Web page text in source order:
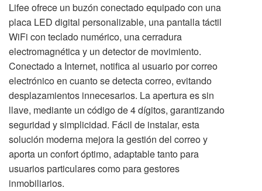
Lifee ofrece un buzón conectado equipado con una
placa LED digital personalizable, una pantalla táctil
WiFi con teclado numérico, una cerradura
electromagnética y un detector de movimiento.
Conectado a Internet, notifica al usuario por correo
electrónico en cuanto se detecta correo, evitando
desplazamientos innecesarios. La apertura es sin
llave, mediante un código de 4 dígitos, garantizando
seguridad y simplicidad. Fácil de instalar, esta
solución moderna mejora la gestión del correo y
aporta un confort óptimo, adaptable tanto para
usuarios particulares como para gestores
inmobiliarios.